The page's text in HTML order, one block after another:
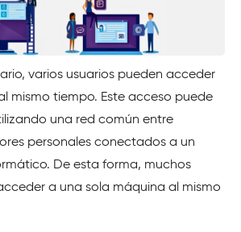
varios usuarios pueden acceder
mismo tiempo. Este acceso puede
una red común entre
personales conectados a un
De esta forma, muchos
a una sola máquina al mismo